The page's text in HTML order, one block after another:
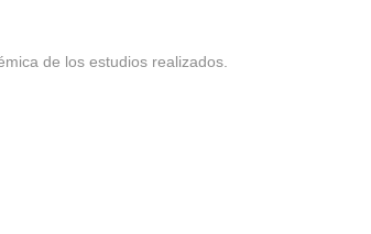
de los estudios realizados.